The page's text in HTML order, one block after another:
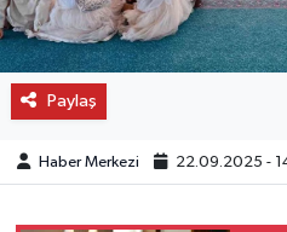
Paylaş
Haber Merkezi 22.09.2025 -
FİNANS